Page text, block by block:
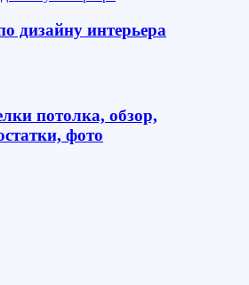
дизайну интерьера
потолка, обзор,
фото